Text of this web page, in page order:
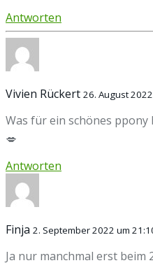
Antworten
Vivien Rückert 26. August
Was für ein schönes
💋
Antworten
Finja 2. September 2022 um
Ja nur manchmal erst beim